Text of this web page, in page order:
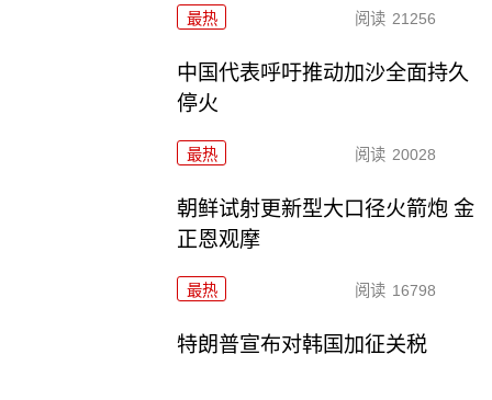
最热 阅读 21256
中国代表呼吁推动加沙全面持久
停火
最热 阅读 20028
朝鲜试射更新型大口径火箭炮 金
正恩观摩
最热 阅读 16798
特朗普宣布对韩国加征关税